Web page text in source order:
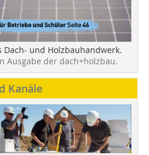
Dach- und Holzbauhandwerk.
Ausgabe der dach+holzbau.
Kanäle